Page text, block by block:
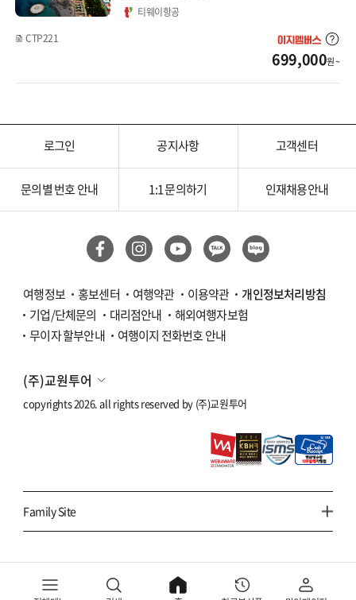
티웨이항공
CTP221
699,000원 ~
로그인 공지사항 고객센터
문의별 번호 안내 1:1 문의하기 인재채용안내
여행정보 홍보센터 여행약관 이용약관
개인정보처리방침
기업/단체문의
대리점안내
해외여행자보험
무이자 할부안내
여행이지 전화번호 안내
(주)교원투어
copyrights 2026. all rights reserved by (주)교원투어
Family Site